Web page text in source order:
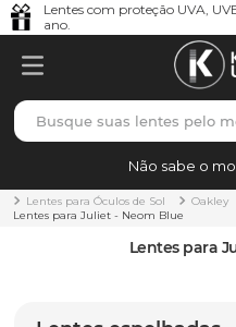
Lentes com proteção UVA,
ano.
Busque suas lentes pelo
Não sabe o
Lentes para Óculos de Sol
Oakley
Lentes para Juliet - Neom Blue
Lentes para
TERMOS MAIS BUSCADOS
1º borrachas
holbrook